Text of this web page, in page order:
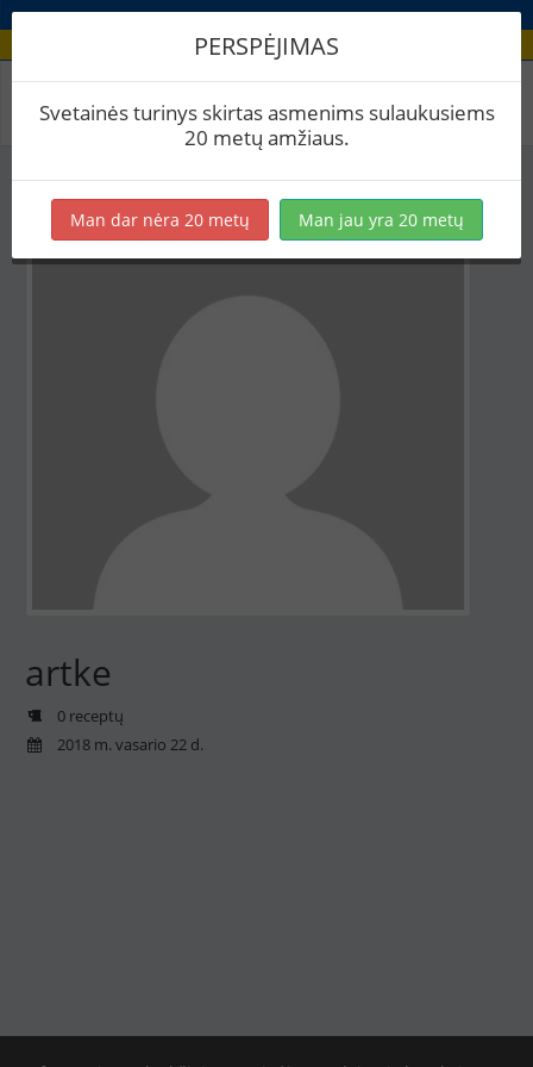
Aludario paskyra
artke
0 receptų
2018 m. vasario 22 d.
PERSPĖJIMAS
Svetainės turinys skirtas asmenims sulaukusiems
20 metų amžiaus.
Man dar nėra 20 metų Man jau yra 20 metų